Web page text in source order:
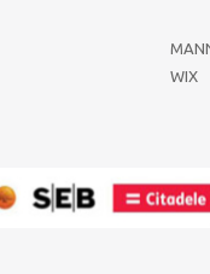
WIX